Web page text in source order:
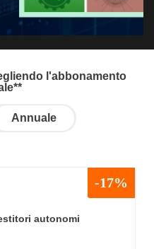
l'abbonamento
Annuale
-17%
autonomi